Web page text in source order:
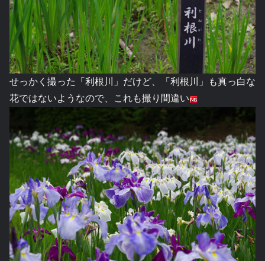
せっかく撮った「利根川」だけど、「利根川」も真っ白な
花ではないようなので、これも撮り間違い